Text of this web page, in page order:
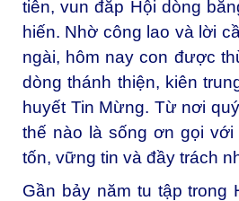
tiên, vun đắp Hội dòng
hiến. Nhờ công lao và lời
ngài, hôm nay con được
dòng thánh thiện, kiên
huyết Tin Mừng. Từ nơi
thế nào là sống ơn gọi với
tốn, vững tin và đầy trách
Gần bảy năm tu tập trong